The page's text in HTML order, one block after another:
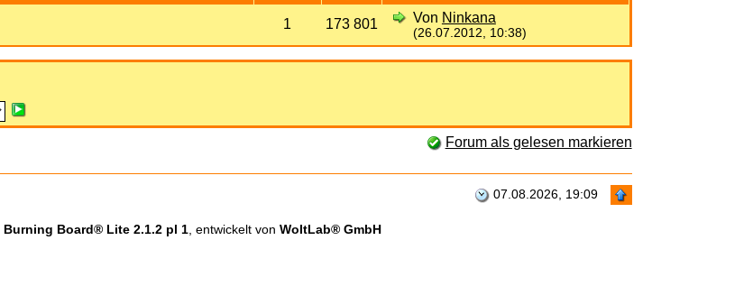
1 173 801 Von Ninkana
(26.07.2012, 10:38)
Forum als gelesen markieren
07.08.2026, 19:09
Burning Board® Lite 2.1.2 pl 1, entwickelt von WoltLab® GmbH